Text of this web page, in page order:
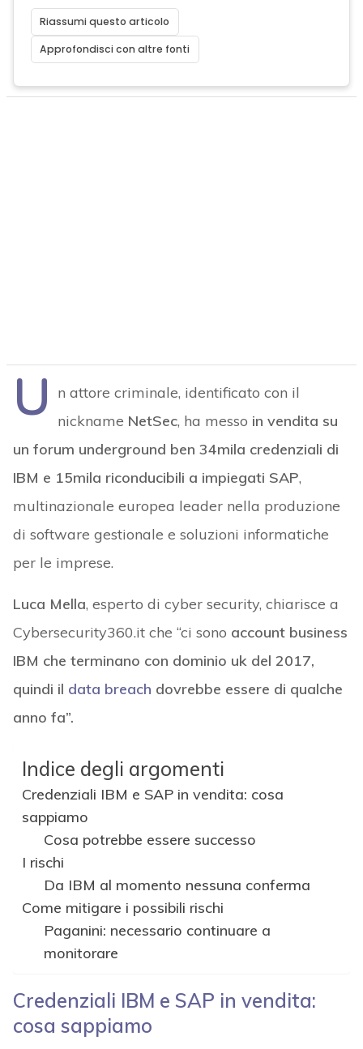
Riassumi questo articolo
Approfondisci con altre fonti
U
n attore criminale, identificato con il
nickname NetSec, ha messo in vendita su
un forum underground ben 34mila credenziali di
IBM e 15mila riconducibili a impiegati SAP,
multinazionale europea leader nella produzione
di software gestionale e soluzioni informatiche
per le imprese.
Luca Mella, esperto di cyber security, chiarisce a
Cybersecurity360.it che “ci sono account business
IBM che terminano con dominio uk del 2017,
quindi il data breach dovrebbe essere di qualche
anno fa”.
Indice degli argomenti
Credenziali IBM e SAP in vendita: cosa
sappiamo
Cosa potrebbe essere successo
I rischi
Da IBM al momento nessuna conferma
Come mitigare i possibili rischi
Paganini: necessario continuare a
monitorare
Credenziali IBM e SAP in vendita:
cosa sappiamo